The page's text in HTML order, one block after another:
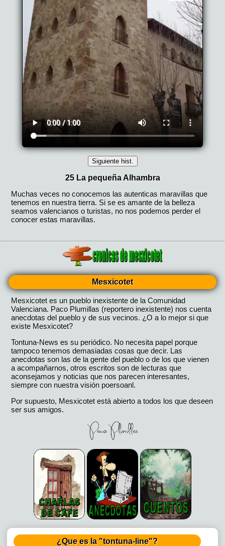
Mesxicotet
Mesxicotet es un pueblo inexistente de la Comunidad
Valenciana. Paco Plumillas (reportero inexistente) nos cuenta
anecdotas del pueblo y de sus vecinos. ¿O a lo mejor si que
existe Mesxicotet?
Tontuna-News es su periódico. No necesita papel porque
tampoco tenemos demasiadas cosas que decir. Las
anecdotas son las de la gente del pueblo o de los que vienen
a acompañarnos, otros escritos son de lecturas que
aconsejamos y noticias que nos parecen interesantes,
siempre con nuestra visión poersoanl.
Por supuesto, Mesxicotet está abierto a todos los que deseen
ser sus amigos.
¿Que es la "tontuna-line"?